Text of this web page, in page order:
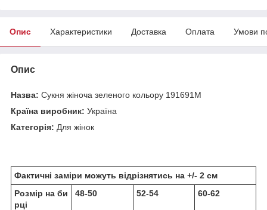
Опис Характеристики Доставка Оплата Умови
Опис
Назва: Сукня жіноча зеленого кольору 191691M
Країна виробник: Україна
Категорія: Для жінок
Фактичні заміри можуть відрізнятись на +/- 2 см
Розмір на би
рці
48-50 52-54 60-62